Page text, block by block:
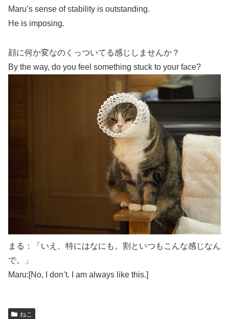
Maru’s sense of stability is outstanding.
He is imposing.
顔に何か変なのくっついてる感じしませんか？
By the way, do you feel something stuck to your face?
まる：「いえ、特にはなにも。割といつもこんな感じなん
で。」
Maru:[No, I don’t. I am always like this.]
ねこ